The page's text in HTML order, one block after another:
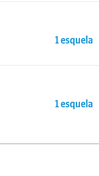
1 esquela
1 esquela